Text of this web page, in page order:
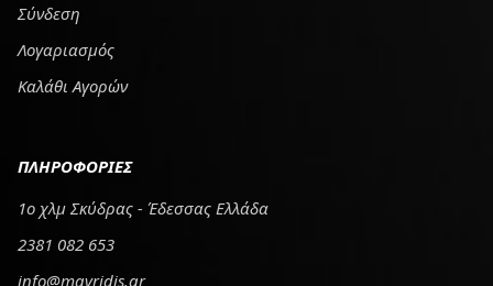
Σύνδεση
Λογαριασμός
Καλάθι Αγορών
ΠΛΗΡΟΦΟΡΙΕΣ
1ο χλμ Σκύδρας - Έδεσσας Ελλάδα
2381 082 653
info@mavridis.gr